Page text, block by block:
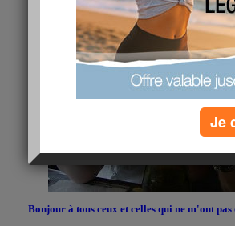
Bonjour à tous ceux et celles qui ne m'ont pas
Je